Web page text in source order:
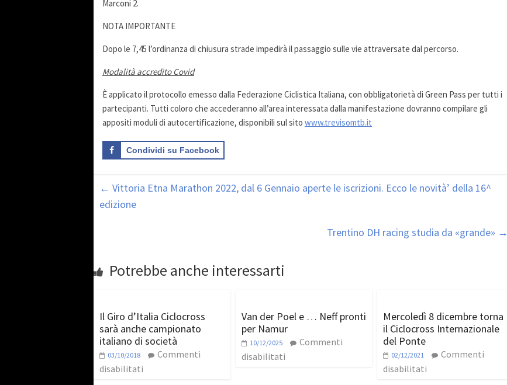
Marconi 2.
NOTA IMPORTANTE
Dopo le 7,45 l’ordinanza di chiusura strade impedirà il passaggio sulle vie attraversate dal percorso.
Modalità accredito Covid
È applicato il protocollo emesso dalla Federazione Ciclistica Italiana, con obbligatorietà di Green Pass per tutti i
partecipanti. Tutti coloro che accederanno all’area interessata dalla manifestazione dovranno compilare gli
appositi moduli di autocertificazione, disponibili sul sito www.trevisomtb.it
Condividi su Facebook
← Vittoria Etna Marathon 2022, dal 6 Gennaio aperte le iscrizioni. Ecco le novità’ della 16^
edizione
Trentino DH racing studia da «grande» →
Potrebbe anche interessarti
Il Giro d’Italia Ciclocross
sarà anche campionato
italiano di società
03/10/2018
Commenti
disabilitati
Van der Poel e … Neff pronti
per Namur
10/12/2025
Commenti
disabilitati
Mercoledì 8 dicembre torna
il Ciclocross Internazionale
del Ponte
02/12/2021
Commenti
disabilitati